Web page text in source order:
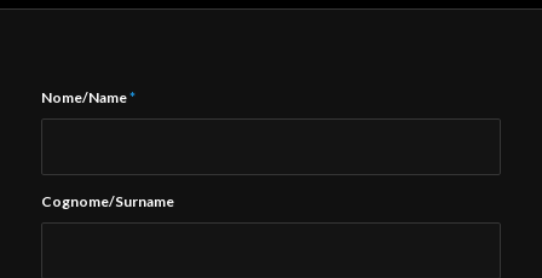
Nome/Name*
Cognome/Surname